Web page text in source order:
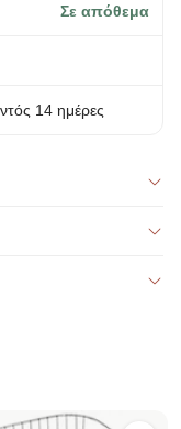
Σε απόθεμα
14 ημέρες